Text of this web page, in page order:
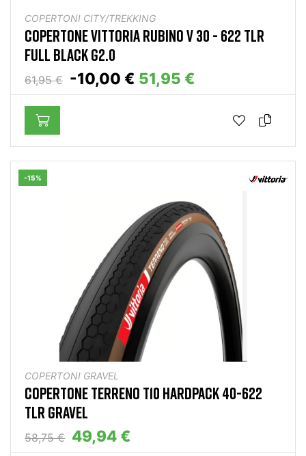
COPERTONI CITY/TREKKING
COPERTONE VITTORIA RUBINO V 30 - 622 TLR
FULL BLACK G2.0
61,95 € -10,00 € 51,95 €
-15%
COPERTONI GRAVEL
COPERTONE TERRENO T10 HARDPACK 40-622
TLR GRAVEL
58,75 € 49,94 €